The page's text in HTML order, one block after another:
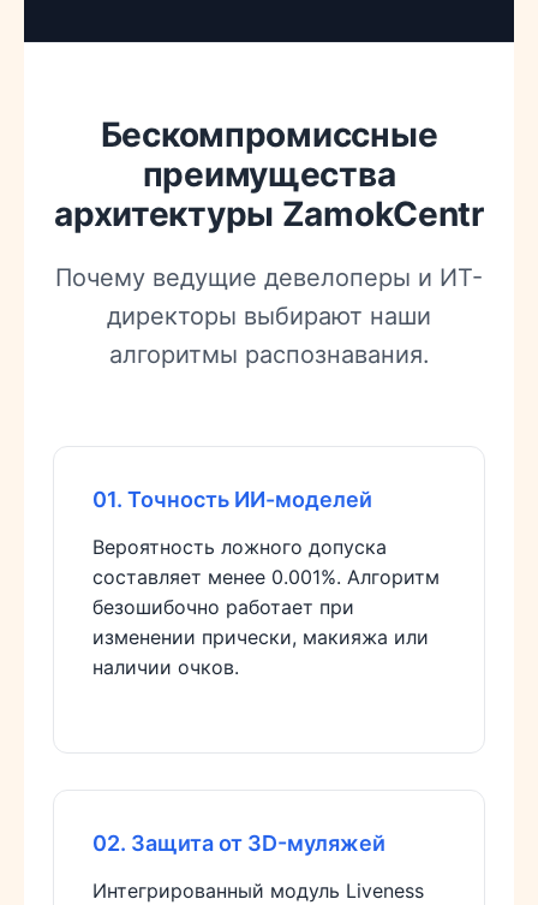
Бескомпромиссные
преимущества
архитектуры ZamokCentr
Почему ведущие девелоперы и ИТ-
директоры выбирают наши
алгоритмы распознавания.
01. Точность ИИ-моделей
Вероятность ложного допуска
составляет менее 0.001%. Алгоритм
безошибочно работает при
изменении прически, макияжа или
наличии очков.
02. Защита от 3D-муляжей
Интегрированный модуль Liveness